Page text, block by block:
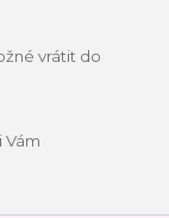
vrátit do
Vám